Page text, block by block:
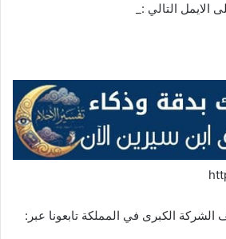
الايمل التالي :_
الكبرى في المملكة تابعونا عبر: